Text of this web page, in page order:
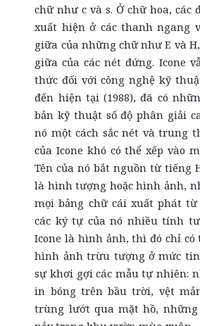
chữ như c và s. Ở chữ hoa, các
xuất hiện ở các thanh ngang
giữa của những chữ như E và
giữa của các nét đứng. Icone
thức đối với công nghệ kỹ
đến hiện tại (1988), đã có
bản kỹ thuật số độ phân giải
nó một cách sắc nét và trung
của Icone khó có thể xếp vào
Tên của nó bắt nguồn từ tiếng
là hình tượng hoặc hình ảnh,
mọi bảng chữ cái xuất phát từ
các ký tự của nó nhiều tính
Icone là hình ảnh, thì đó chỉ có
hình ảnh trừu tượng ở mức
sự khơi gợi các mẫu tự nhiên:
in bóng trên bầu trời, vệt
trùng lướt qua mặt hồ,